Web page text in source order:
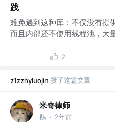
践
难免遇到这种库：不仅没有提
而且内部还不使用线程池，大
2
z1zzhyluojin 赞了这篇文章
米奇律师
鹅 · 2年前